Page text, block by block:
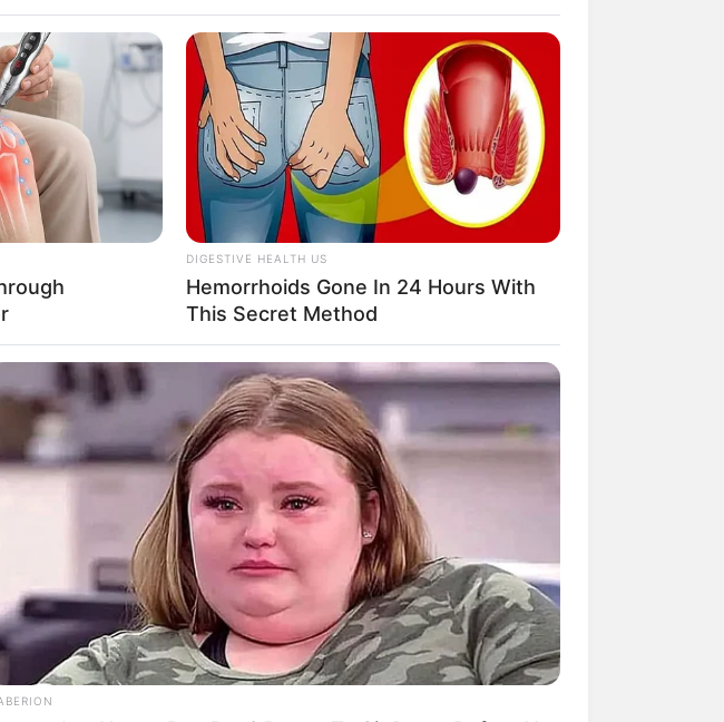
10 Desain Kanopi Tempat
Tidur, Serasa Beristirahat di
Kamar Raja
Tampil Lebih Modern, 7 Potret
Hasil Renovasi Rumah Berusia
90 Tahun
DIGESTIVE HEALTH US
Hemorrhoids Gone In 24 Hours With
This Secret Method